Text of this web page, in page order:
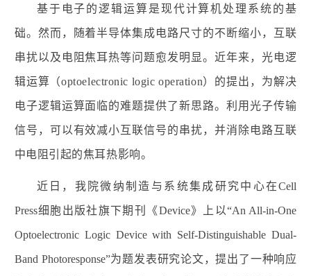
基于电子的逻辑运算是现代计算机处理系统的基
础。然而，随着半导体集成电路尺寸的不断缩小，互联
串扰以及电阻焦耳热等问题愈发明显。近年来，光电逻
辑运算（optoelectronic logic operation）的提出，为解决
电子逻辑运算面临的难题提供了新思路。利用光子传输
信号，可以有效减小互联信号的串扰，并消除电路互联
中电阻引起的焦耳热影响。
近日，我院微纳制造与系统集成研究中心在Cell
Press细胞出版社旗下期刊《Device》上以“An All-in-One
Optoelectronic Logic Device with Self-Distinguishable Dual-
Band Photoresponse”为题发表研究论文，提出了一种响应